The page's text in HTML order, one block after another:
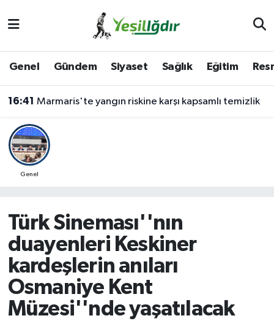
Genel Gündem Siyaset Sağlık Eğitim
16:41 Marmaris'te yangın riskine karşı kapsamlı temizlik
Genel
Türk Sineması''nın
duayenleri Keskiner
kardeşlerin anıları
Osmaniye Kent
Müzesi''nde yaşatılacak
İğdir Namaz Vakitleri
Iğdır Trafik Yoğunluk Haritası
Süper Lig Puan Durumu ve Fikstür
Son Dakika Haberleri
Haber Arşivi